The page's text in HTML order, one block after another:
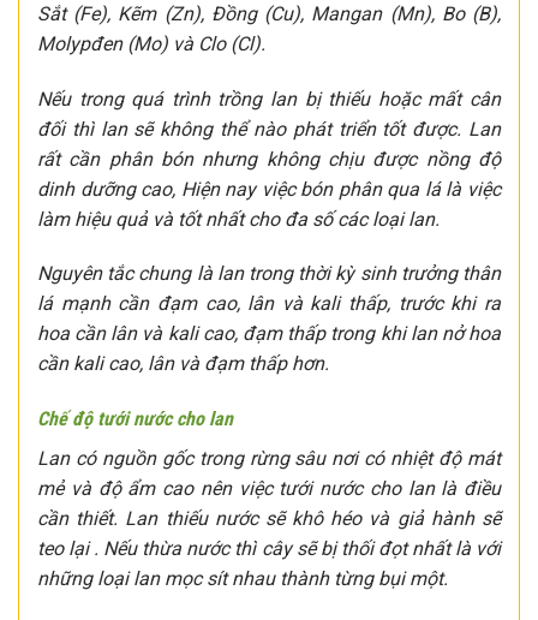
Sắt (Fe), Kẽm (Zn), Đồng (Cu), Mangan (Mn), Bo (B),
Molypđen (Mo) và Clo (Cl).
Nếu trong quá trình trồng lan bị thiếu hoặc mất cân
đối thì lan sẽ không thể nào phát triển tốt được. Lan
rất cần phân bón nhưng không chịu được nồng độ
dinh dưỡng cao, Hiện nay việc bón phân qua lá là việc
làm hiệu quả và tốt nhất cho đa số các loại lan.
Nguyên tắc chung là lan trong thời kỳ sinh trưởng thân
lá mạnh cần đạm cao, lân và kali thấp, trước khi ra
hoa cần lân và kali cao, đạm thấp trong khi lan nở hoa
cần kali cao, lân và đạm thấp hơn.
Chế độ tưới nước cho lan
Lan có nguồn gốc trong rừng sâu nơi có nhiệt độ mát
mẻ và độ ẩm cao nên việc tưới nước cho lan là điều
cần thiết. Lan thiếu nước sẽ khô héo và giả hành sẽ
teo lại . Nếu thừa nước thì cây sẽ bị thối đọt nhất là với
những loại lan mọc sít nhau thành từng bụi một.